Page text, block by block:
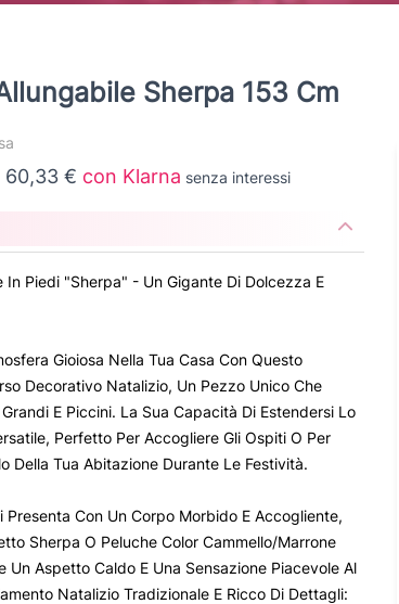
Sherpa 153 Cm
60,33 € con Klarna senza interessi
In Piedi "Sherpa" - Un Gigante Di Dolcezza E
Gioiosa Nella Tua Casa Con Questo
Decorativo Natalizio, Un Pezzo Unico Che
E Piccini. La Sua Capacità Di Estendersi Lo
Perfetto Per Accogliere Gli Ospiti O Per
Della Tua Abitazione Durante Le Festività.
Presenta Con Un Corpo Morbido E Accogliente,
Sherpa O Peluche Color Cammello/Marrone
Un Aspetto Caldo E Una Sensazione Piacevole Al
Natalizio Tradizionale E Ricco Di Dettagli: